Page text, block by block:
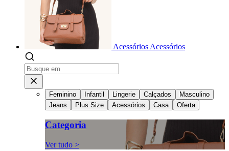
Acessórios Acessórios
Feminino Infantil Lingerie Calçados
Masculino
Jeans
Plus Size Acessórios Casa Oferta
Categoria
Ver tudo >